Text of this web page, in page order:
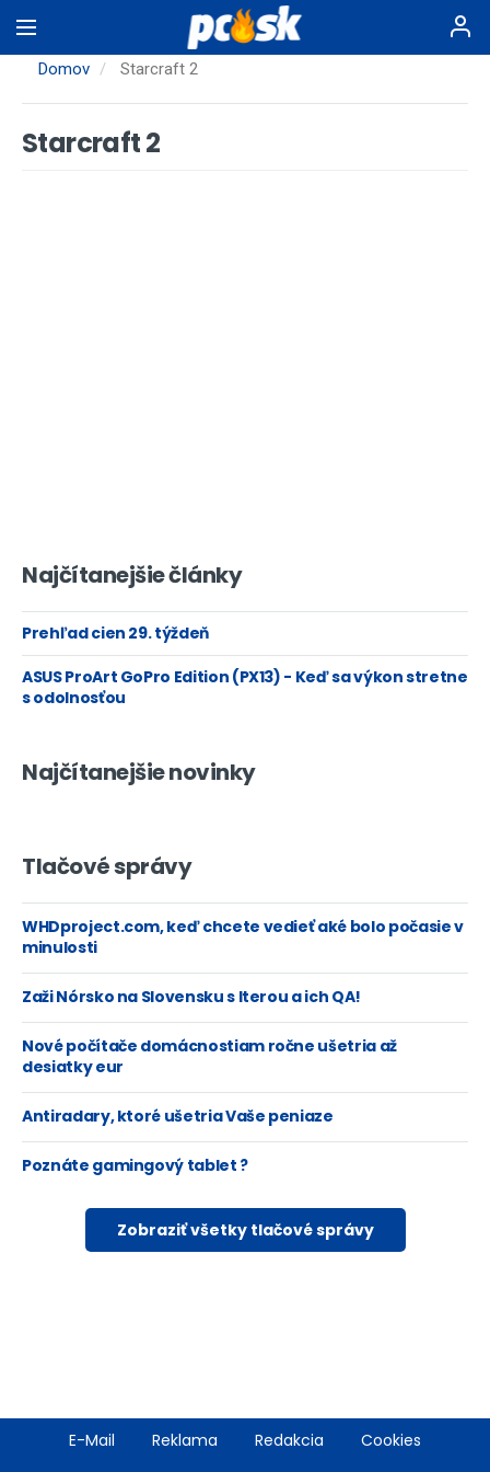
na
hlavnýDomov Starcraft 2
Starcraft 2
Najčítanejšie články
Prehľad cien 29. týždeň
ASUS ProArt GoPro Edition (PX13) - Keď sa výkon stretne
s odolnosťou
Najčítanejšie novinky
Tlačové správy
WHDproject.com, keď chcete vedieť aké bolo počasie v
minulosti
Zaži Nórsko na Slovensku s Iterou a ich QA!
Nové počítače domácnostiam ročne ušetria až
desiatky eur
Antiradary, ktoré ušetria Vaše peniaze
Poznáte gamingový tablet ?
Zobraziť všetky tlačové správy
FooterE-Mail Reklama Redakcia Cookies